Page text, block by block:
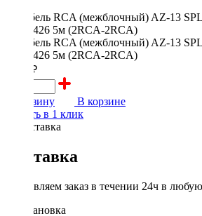
1850 ₽
В корзину
В корзине
Купить в 1 клик
Доставка
Доставляем заказ в течении 24ч в